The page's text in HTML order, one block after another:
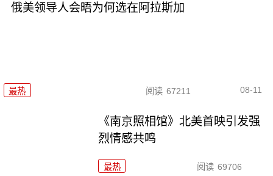
俄美领导人会晤为何选在阿拉斯加
最热 阅读 67211 08-11
《南京照相馆》北美首映引发强
烈情感共鸣
最热 阅读 69706